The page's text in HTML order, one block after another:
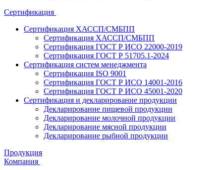
Сертификация
Сертификация ХАССП/СМБПП
Сертификация ХАССП/СМБПП
Сертификация ГОСТ Р ИСО 22000-2019
Сертификация ГОСТ Р 51705.1-2024
Сертификация систем менеджмента
Сертификация ISO 9001
Сертификация ГОСТ Р ИСО 14001-2016
Сертификация ГОСТ Р ИСО 45001-2020
Сертификация и декларирование продукции
Декларирование пищевой продукции
Декларирование молочной продукции
Декларирование мясной продукции
Декларирование рыбной продукции
Продукция
Компания